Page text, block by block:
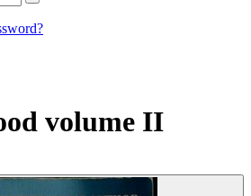
volume II